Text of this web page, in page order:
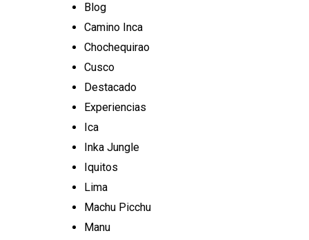
Blog
Camino Inca
Chochequirao
Cusco
Destacado
Experiencias
Ica
Inka Jungle
Iquitos
Lima
Machu Picchu
Manu